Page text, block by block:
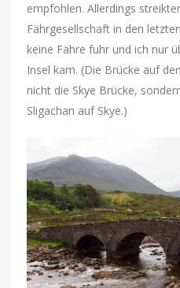
empfohlen. Allerdings
Fährgesellschaft in den
keine Fähre fuhr und ich nur
Insel kam. (Die Brücke auf
nicht die Skye Brücke,
Sligachan auf Skye.)